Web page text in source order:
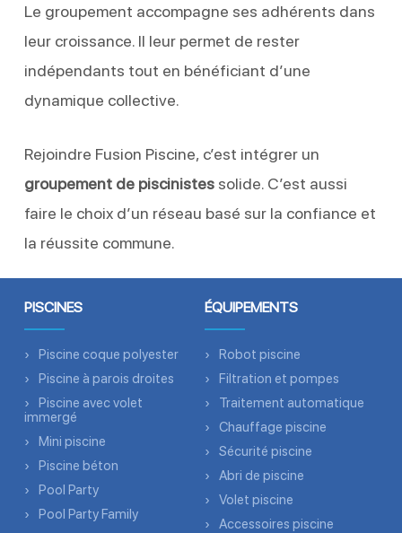
Le groupement accompagne ses adhérents dans
leur croissance. Il leur permet de rester
indépendants tout en bénéficiant d’une
dynamique collective.
Rejoindre Fusion Piscine, c’est intégrer un
groupement de piscinistessolide. C’est aussi
faire le choix d’un réseau basé sur la confiance et
la réussite commune.
PISCINES
Piscine coque polyester
Piscine à parois droites
Piscine avec volet
immergé
Mini piscine
Piscine béton
Pool Party
Pool Party Family
ÉQUIPEMENTS
Robot piscine
Filtration et pompes
Traitement automatique
Chauffage piscine
Sécurité piscine
Abri de piscine
Volet piscine
Accessoires piscine